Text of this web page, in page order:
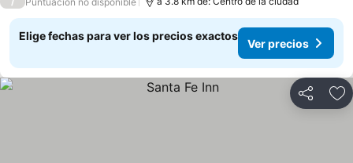
Elige fechas para ver los precios exactos
Ver precios
Compartir